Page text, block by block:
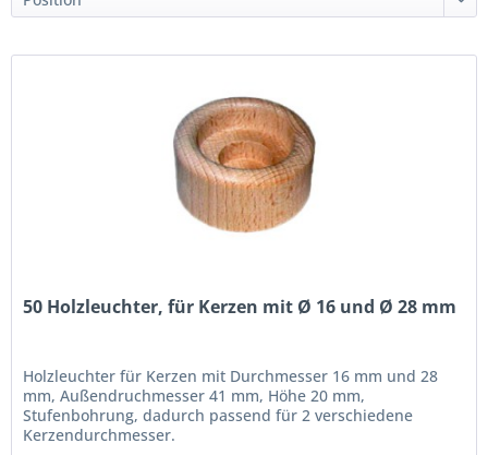
50 Holzleuchter, für Kerzen mit Ø 16 und Ø 28 mm
Holzleuchter für Kerzen mit Durchmesser 16 mm und 28
mm, Außendruchmesser 41 mm, Höhe 20 mm,
Stufenbohrung, dadurch passend für 2 verschiedene
Kerzendurchmesser.